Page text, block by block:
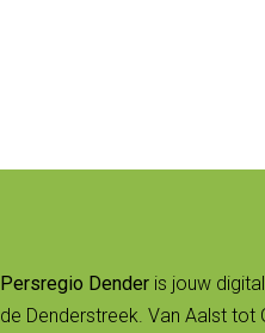
Persregio Dender is jouw
de Denderstreek. Van Aalst tot